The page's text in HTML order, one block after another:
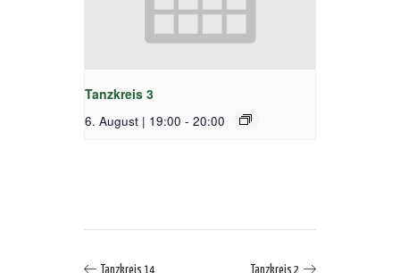
Tanzkreis 3
6. August | 19:00 - 20:00
Tanzkreis 14 Tanzkreis 2